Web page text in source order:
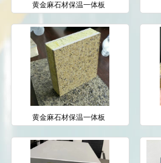
黄金麻石材保温一体板
黄金麻石材保温一体板